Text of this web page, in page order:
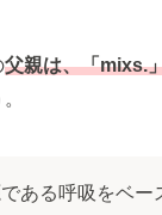
父親は、「mixs.
ある呼吸をベー